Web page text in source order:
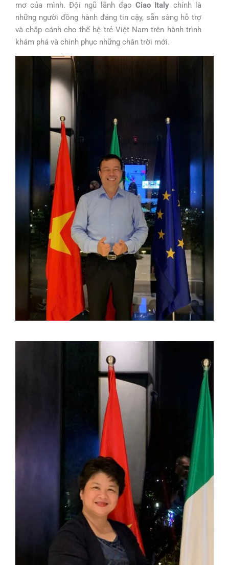
mơ của mình. Đội ngũ lãnh đạoCiao Italy chính là
những người đồng hành đáng tin cậy, sẵn sàng hỗ trợ
và chắp cánh cho thế hệ trẻ Việt Nam trên hành trình
khám phá và chinh phục những chân trời mới.